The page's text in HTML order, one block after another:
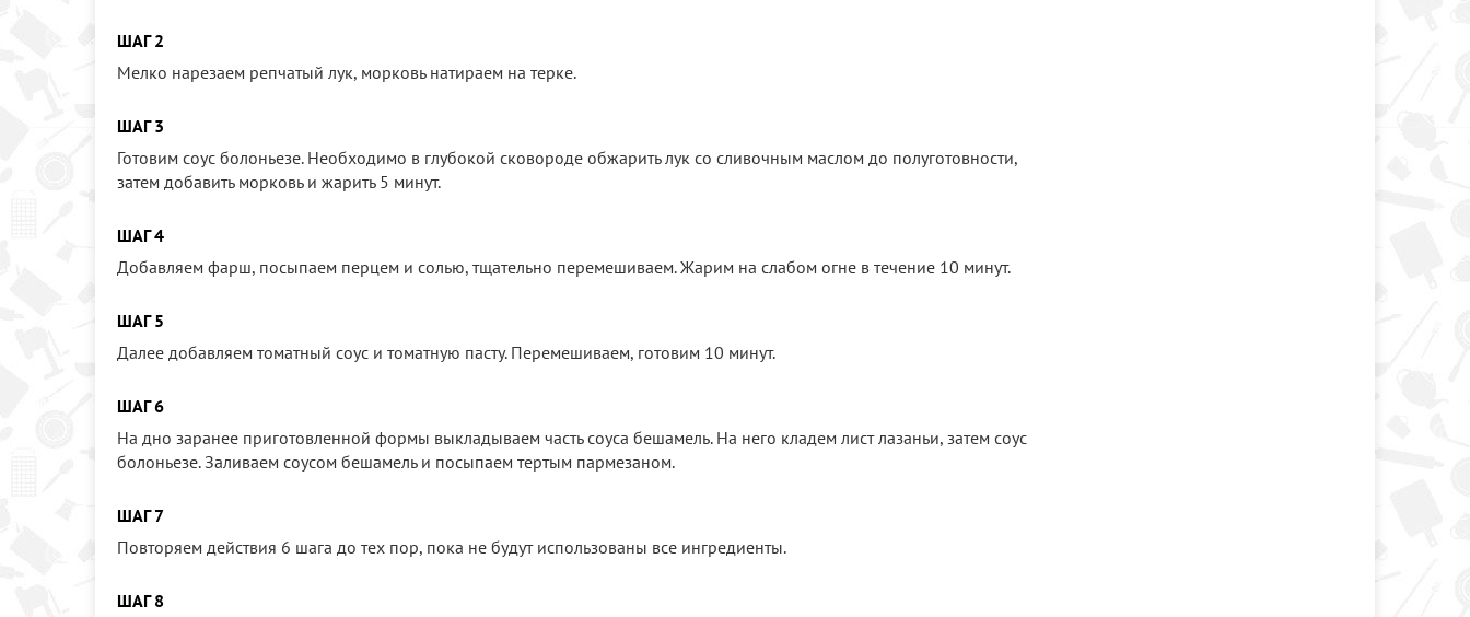
ШАГ 2
Мелко нарезаем репчатый лук, морковь натираем на терке.
ШАГ 3
Готовим соус болоньезе. Необходимо в глубокой сковороде обжарить лук со сливочным маслом до полуготовности,
затем добавить морковь и жарить 5 минут.
ШАГ 4
Добавляем фарш, посыпаем перцем и солью, тщательно перемешиваем. Жарим на слабом огне в течение 10 минут.
ШАГ 5
Далее добавляем томатный соус и томатную пасту. Перемешиваем, готовим 10 минут.
ШАГ 6
На дно заранее приготовленной формы выкладываем часть соуса бешамель. На него кладем лист лазаньи, затем соус
болоньезе. Заливаем соусом бешамель и посыпаем тертым пармезаном.
ШАГ 7
Повторяем действия 6 шага до тех пор, пока не будут использованы все ингредиенты.
ШАГ 8